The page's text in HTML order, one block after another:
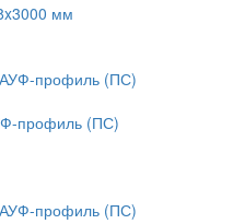
мм
профиль (ПС)